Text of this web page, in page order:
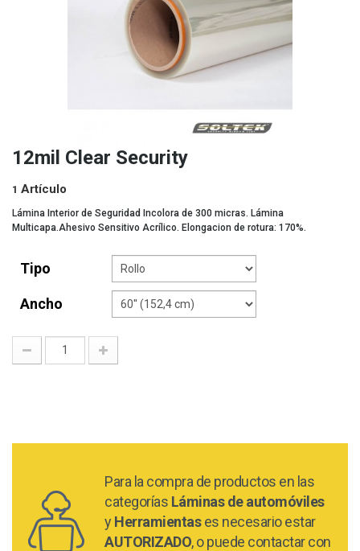
12mil Clear Security
1 Artículo
Lámina Interior de Seguridad Incolora de 300 micras. Lámina
Multicapa.Ahesivo Sensitivo Acrílico. Elongacion de rotura: 170%.
Tipo
Ancho
Para la compra de productos en las
categorías Láminas de automóviles
y Herramientases necesario estar
AUTORIZADO, o puede contactar con